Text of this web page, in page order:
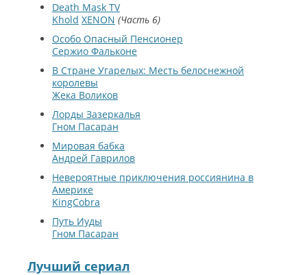
Death Mask TV
Khold XENON Часть 6
Особо Опасный Пенсионер
Сержио Фальконе
В Cтране Угарелых: Месть белоснежной
королевы
Жека Воликов
Лорды Зазеркалья
Гном Пасаран
Мировая бабка
Андрей Гаврилов
Невероятные приключения россиянина в
Америке
KingCobra
Путь Иуды
Гном Пасаран
Лучший сериал